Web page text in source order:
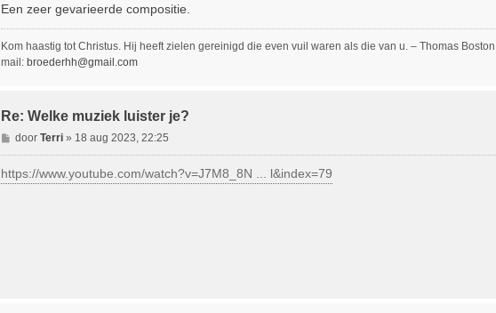
h
t
Een zeer gevarieerde compositie.
Kom haastig tot Christus. Hij heeft zielen gereinigd die even vuil waren als die van u. – Thomas Boston
mail: broederhh@gmail.com
Re: Welke muziek luister je?
B
e
r
i
door Terri» 18 aug 2023, 22:25
https://www.youtube.com/watch?v=J7M8_8N ... l&index=79